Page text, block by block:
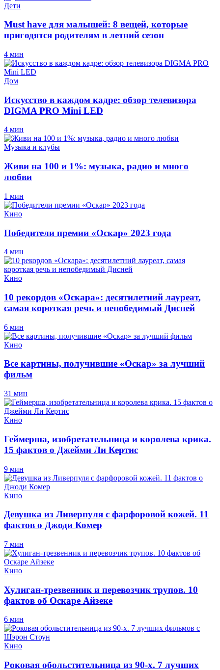
Дети
Must have для малышей: 8 вещей, которые
пригодятся родителям в летний сезон
4 мин
Дом
Искусство в каждом кадре: обзор телевизора
DIGMA PRO Mini LED
4 мин
Музыка и клубы
Живи на 100 и 1%: музыка, радио и много
любви
1 мин
Кино
Победители премии «Оскар» 2023 года
4 мин
Кино
10 рекордов «Оскара»: десятилетний лауреат,
самая короткая речь и непобедимый Дисней
6 мин
Кино
Все картины, получившие «Оскар» за лучший
фильм
31 мин
Кино
Геймерша, изобретательница и королева крика.
15 фактов о Джейми Ли Кертис
9 мин
Кино
Девушка из Ливерпуля с фарфоровой кожей. 11
фактов о Джоди Комер
7 мин
Кино
Хулиган-трезвенник и перевозчик трупов. 10
фактов об Оскаре Айзеке
6 мин
Кино
Роковая обольстительница из 90-х. 7 лучших